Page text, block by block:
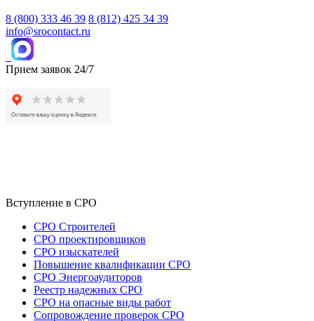
8 (800) 333 46 39 8 (812) 425 34 39
info@srocontact.ru
Прием заявок 24/7
Вступление в СРО
СРО Строителей
СРО проектировщиков
СРО изыскателей
Повышение квалификации СРО
СРО Энергоаудиторов
Реестр надежных СРО
СРО на опасные виды работ
Сопровождение проверок СРО